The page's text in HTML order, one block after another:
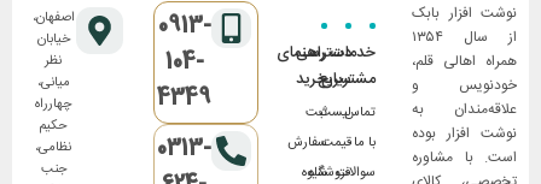
نوشت افزار بابک
از سال ۱۳۵۴
همراه اهالی قلم،
خودنویس و
علاقه‌مندان به
نوشت افزار بوده
است. با مشاوره
خدمات
مشتریان
تماس
با ما
سوالات
دسترسی
سریع
لیست
قیمت
فروشگاه
راهنمای
خرید
ثبت
سفارش
شیوه
0913-
104-
4349
0313-
اصفهان،
خیابان
نظر
میانی،
چهارراه
حکیم
نظامی،
جنب